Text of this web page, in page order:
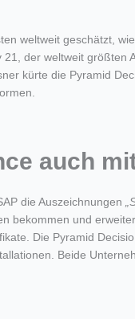
weltweit geschätzt,
der weltweit größten
kürte die Pyramid
auch
die Auszeichnungen
bekommen und
Die Pyramid
Beide